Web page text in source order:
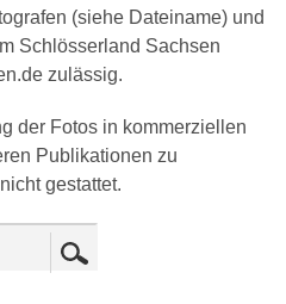
(siehe Dateiname) und
Schlösserland Sachsen
zulässig.
der Fotos in kommerziellen
Publikationen zu
gestattet.